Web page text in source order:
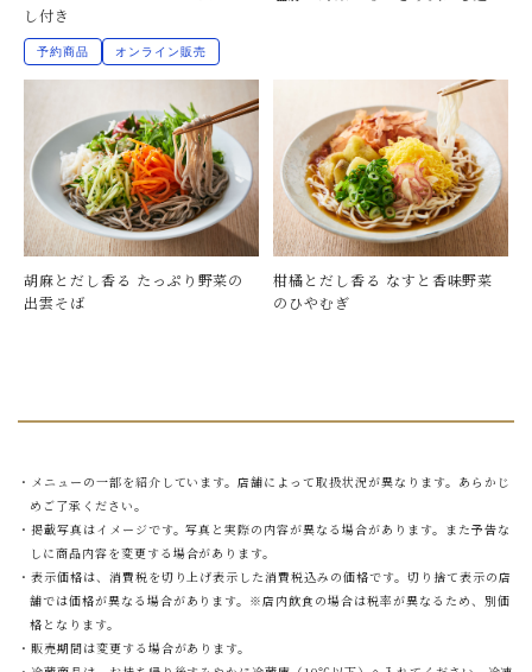
し付き
予約商品 オンライン販売
胡麻とだし香る たっぷり野菜の
出雲そば
柑橘とだし香る なすと香味野菜
のひやむぎ
・メニューの一部を紹介しています。店舗によって取扱状況が異なります。あらかじ
めご了承ください。
・掲載写真はイメージです。写真と実際の内容が異なる場合があります。また予告な
しに商品内容を変更する場合があります。
・表示価格は、消費税を切り上げ表示した消費税込みの価格です。切り捨て表示の店
舗では価格が異なる場合があります。※店内飲食の場合は税率が異なるため、別価
格となります。
・販売期間は変更する場合があります。